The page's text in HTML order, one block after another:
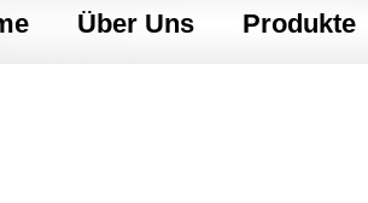
Über Uns Produkte